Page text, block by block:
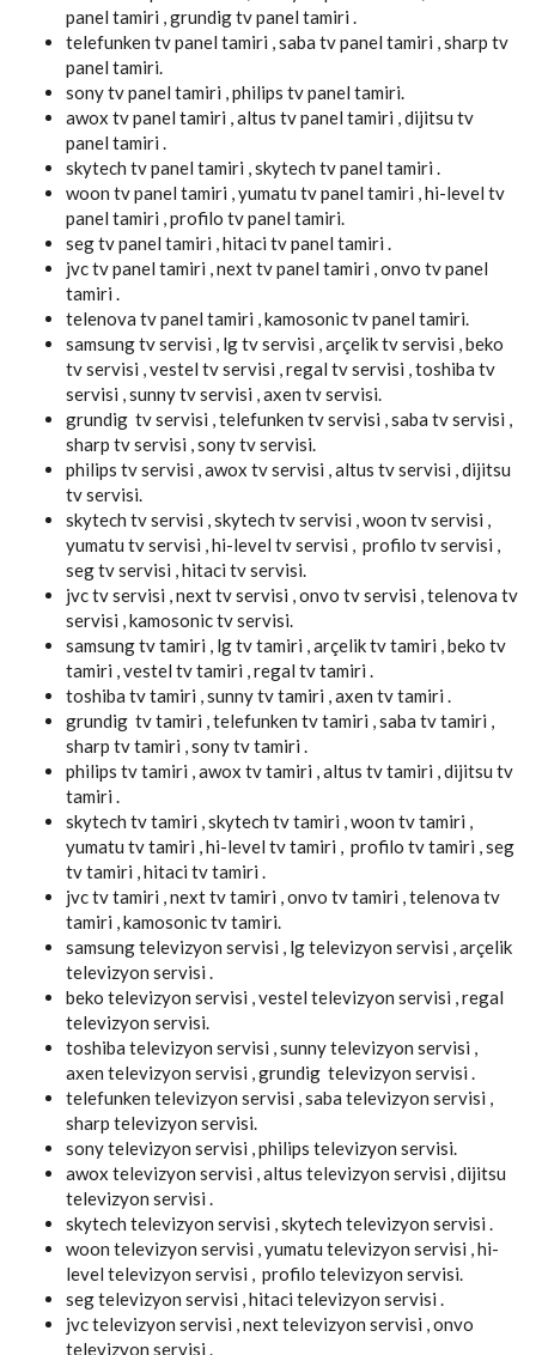
panel tamiri , grundig tv panel tamiri .
telefunken tv panel tamiri , saba tv panel tamiri , sharp tv
panel tamiri.
sony tv panel tamiri , philips tv panel tamiri.
awox tv panel tamiri , altus tv panel tamiri , dijitsu tv
panel tamiri .
skytech tv panel tamiri , skytech tv panel tamiri .
woon tv panel tamiri , yumatu tv panel tamiri , hi-level tv
panel tamiri , profilo tv panel tamiri.
seg tv panel tamiri , hitaci tv panel tamiri .
jvc tv panel tamiri , next tv panel tamiri , onvo tv panel
tamiri .
telenova tv panel tamiri , kamosonic tv panel tamiri.
samsung tv servisi , lg tv servisi , arçelik tv servisi , beko
tv servisi , vestel tv servisi , regal tv servisi , toshiba tv
servisi , sunny tv servisi , axen tv servisi.
grundig tv servisi , telefunken tv servisi , saba tv servisi ,
sharp tv servisi , sony tv servisi.
philips tv servisi , awox tv servisi , altus tv servisi , dijitsu
tv servisi.
skytech tv servisi , skytech tv servisi , woon tv servisi ,
yumatu tv servisi , hi-level tv servisi , profilo tv servisi ,
seg tv servisi , hitaci tv servisi.
jvc tv servisi , next tv servisi , onvo tv servisi , telenova tv
servisi , kamosonic tv servisi.
samsung tv tamiri , lg tv tamiri , arçelik tv tamiri , beko tv
tamiri , vestel tv tamiri , regal tv tamiri .
toshiba tv tamiri , sunny tv tamiri , axen tv tamiri .
grundig tv tamiri , telefunken tv tamiri , saba tv tamiri ,
sharp tv tamiri , sony tv tamiri .
philips tv tamiri , awox tv tamiri , altus tv tamiri , dijitsu tv
tamiri .
skytech tv tamiri , skytech tv tamiri , woon tv tamiri ,
yumatu tv tamiri , hi-level tv tamiri , profilo tv tamiri , seg
tv tamiri , hitaci tv tamiri .
jvc tv tamiri , next tv tamiri , onvo tv tamiri , telenova tv
tamiri , kamosonic tv tamiri.
samsung televizyon servisi , lg televizyon servisi , arçelik
televizyon servisi .
beko televizyon servisi , vestel televizyon servisi , regal
televizyon servisi.
toshiba televizyon servisi , sunny televizyon servisi ,
axen televizyon servisi , grundig televizyon servisi .
telefunken televizyon servisi , saba televizyon servisi ,
sharp televizyon servisi.
sony televizyon servisi , philips televizyon servisi.
awox televizyon servisi , altus televizyon servisi , dijitsu
televizyon servisi .
skytech televizyon servisi , skytech televizyon servisi .
woon televizyon servisi , yumatu televizyon servisi , hi-
level televizyon servisi , profilo televizyon servisi.
seg televizyon servisi , hitaci televizyon servisi .
jvc televizyon servisi , next televizyon servisi , onvo
televizyon servisi .